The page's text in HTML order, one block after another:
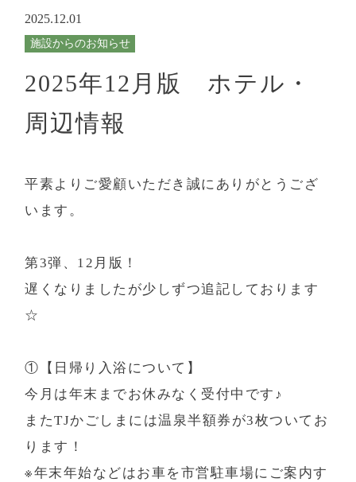
2025.12.01
施設からのお知らせ
2025年12月版 ホテル・
周辺情報
平素よりご愛顧いただき誠にありがとうござ
います。
第3弾、12月版！
遅くなりましたが少しずつ追記しております
☆
①【日帰り入浴について】
今月は年末までお休みなく受付中です♪
またTJかごしまには温泉半額券が3枚ついてお
ります！
※年末年始などはお車を市営駐車場にご案内す
日付未定
人数（1部屋）
宿泊プラン一覧予約の確認・変更・キャンセル
TEL: 0995-78-2531
場合がございますので
平日のお問合せをお勧めいたします。
※ 予約確認のお電話を予約専用コールセンター
（050-2018-6331） から発信させて頂く場合がござ
- スタンダード
FACILITIES 施設案内
ACCESS
DAY TRIP
SIGHTSEEING
- 新着情報
- よくあるご質問
- お問い合わせ・忘れ物お問い合わせ
- キャンセルポリシー